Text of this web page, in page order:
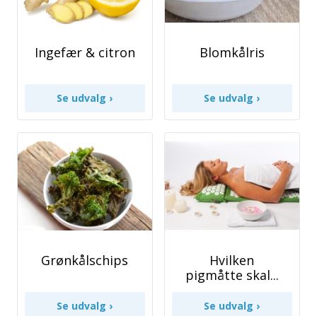
Ingefær & citron Blomkålris
Grønkålschips
Hvilken
pigmåtte skal...